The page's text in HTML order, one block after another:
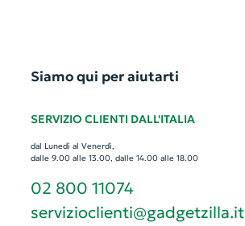
Siamo qui per aiutarti
SERVIZIO CLIENTI DALL'ITALIA
dal Lunedì al Venerdì,
dalle 9.00 alle 13.00, dalle 14.00 alle 18.00
02 800 11074
servizioclienti@gadgetzilla.it